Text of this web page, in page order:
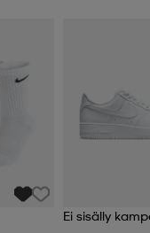
Ei sisälly